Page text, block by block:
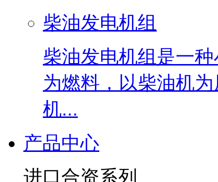
柴油发电机组
柴油发电机组是一
为燃料，以柴油机
机...
产品中心
进口合资系列